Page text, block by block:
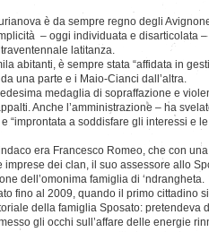
è da sempre regno degli
– oggi individuata e disarticolata
latitanza.
abitanti, è sempre stata “affidata in
una parte e i Maio-Cianci dall’altra.
medaglia di sopraffazione e
Anche l’amministrazione – ha
“improntata a soddisfare gli interessi e
era Francesco Romeo, che con
imprese dei clan, il suo assessore allo
dell’omonima famiglia di ‘ndrangheta.
fino al 2009, quando il primo cittadino
della famiglia Sposato: pretendeva
gli occhi sull’affare delle energie